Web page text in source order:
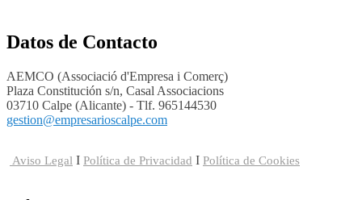
Datos de Contacto
AEMCO (Associació d'Empresa i Comerç)
Plaza Constitución s/n, Casal Associacions
03710 Calpe (Alicante) - Tlf. 965144530
gestion@empresarioscalpe.com
Aviso Legal I Política de Privacidad I Política de Cookies